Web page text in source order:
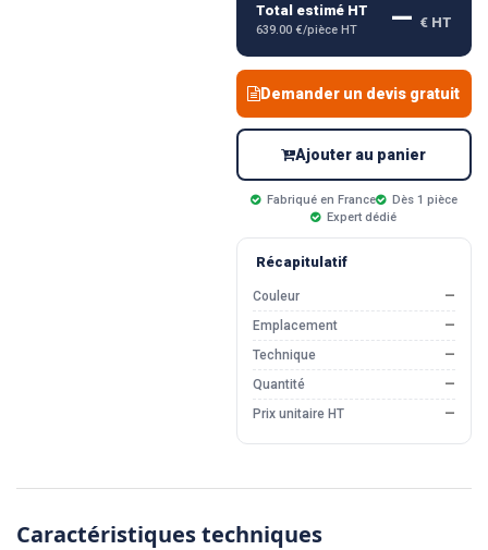
Total estimé HT
639.00 €/pièce HT — € HT
Demander un devis gratuit
Ajouter au panier
Fabriqué en France
Dès 1 pièce
Expert dédié
Récapitulatif
Couleur
—
Emplacement
—
Technique
—
Quantité
—
Prix unitaire HT
—
Caractéristiques techniques